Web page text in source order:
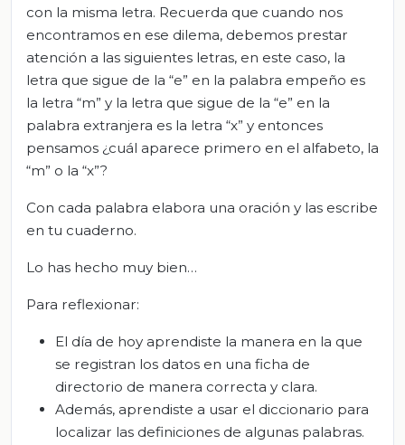
con la misma letra. Recuerda que cuando nos
encontramos en ese dilema, debemos prestar
atención a las siguientes letras, en este caso, la
letra que sigue de la “e” en la palabra empeño es
la letra “m” y la letra que sigue de la “e” en la
palabra extranjera es la letra “x” y entonces
pensamos ¿cuál aparece primero en el alfabeto, la
“m” o la “x”?
Con cada palabra elabora una oración y las escribe
en tu cuaderno.
Lo has hecho muy bien…
Para reflexionar:
El día de hoy aprendiste la manera en la que
se registran los datos en una ficha de
directorio de manera correcta y clara.
Además, aprendiste a usar el diccionario para
localizar las definiciones de algunas palabras.